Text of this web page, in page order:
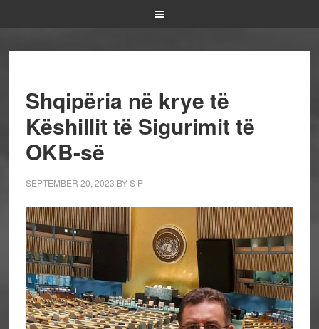
Shqipëria në krye të
Këshillit të Sigurimit të
OKB-së
SEPTEMBER 20, 2023 BYS P